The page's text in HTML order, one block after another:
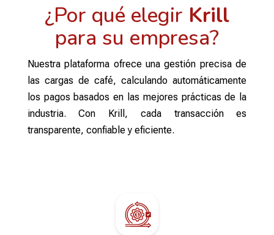
¿Por qué elegir Krill
para su empresa?
Nuestra plataforma ofrece una gestión precisa de
las cargas de café, calculando automáticamente
los pagos basados en las mejores prácticas de la
industria. Con Krill, cada transacción es
transparente, confiable y eficiente.